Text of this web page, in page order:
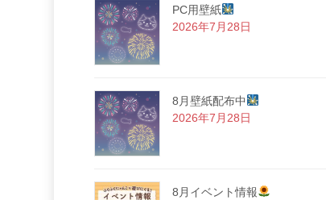
PC用壁紙
2026年7月28日
8月壁紙配布中
2026年7月28日
8月イベント情報